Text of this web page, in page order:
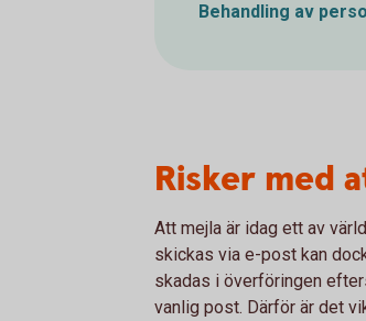
Behandling av
Risker med
Att mejla är idag ett av
skickas via e-post kan
skadas i överföringen
vanlig post. Därför är det